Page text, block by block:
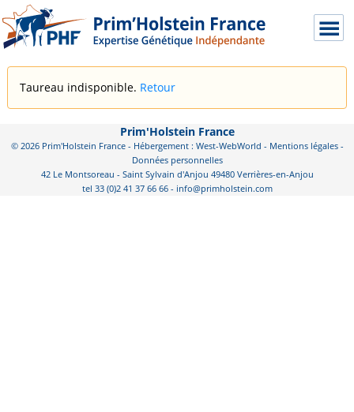
Taureau indisponible. Retour
Prim'Holstein France
© 2026 Prim'Holstein France - Hébergement : West-WebWorld - Mentions légales-
Données personnelles
42 Le Montsoreau - Saint Sylvain d'Anjou 49480 Verrières-en-Anjou
tel 33 (0)2 41 37 66 66 - info@primholstein.com